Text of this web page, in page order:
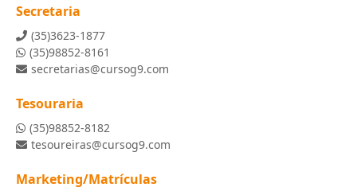
Secretaria
(35)3623-1877
(35)98852-8161
secretarias@cursog9.com
Tesouraria
(35)98852-8182
tesoureiras@cursog9.com
Marketing/Matrículas